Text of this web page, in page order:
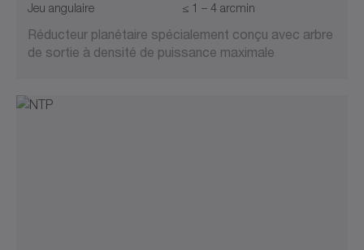
Jeu angulaire ≤ 1 – 4 arcmin
Réducteur planétaire spécialement conçu avec arbre
de sortie à densité de puissance maximale